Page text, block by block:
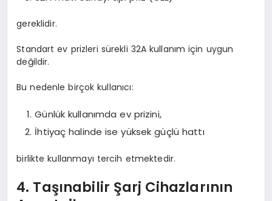
gereklidir.
Standart ev prizleri sürekli 32A kullanım için uygun
değildir.
Bu nedenle birçok kullanıcı:
Günlük kullanımda ev prizini,
İhtiyaç halinde ise yüksek güçlü hattı
birlikte kullanmayı tercih etmektedir.
4. Taşınabilir Şarj Cihazlarının